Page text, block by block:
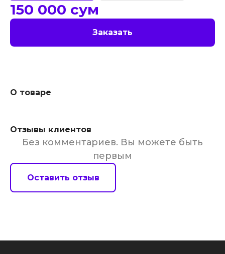
150 000 сум
Заказать
О товаре
Отзывы клиентов
Без комментариев. Вы можете быть
первым
Оставить отзыв